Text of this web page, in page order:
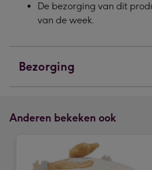
De bezorging van dit
van de week.
Bezorging
Anderen bekeken ook